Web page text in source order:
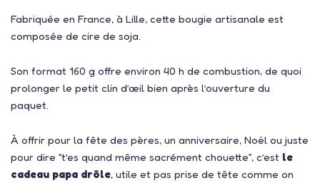
Fabriquée en France, à Lille, cette bougie artisanale est
composée de cire de soja.
Son format 160 g offre environ 40 h de combustion, de quoi
prolonger le petit clin d’œil bien après l’ouverture du
paquet.
À offrir pour la fête des pères, un anniversaire, Noël ou juste
pour dire “t’es quand même sacrément chouette”, c’est le
cadeau papa drôle, utile et pas prise de tête comme on